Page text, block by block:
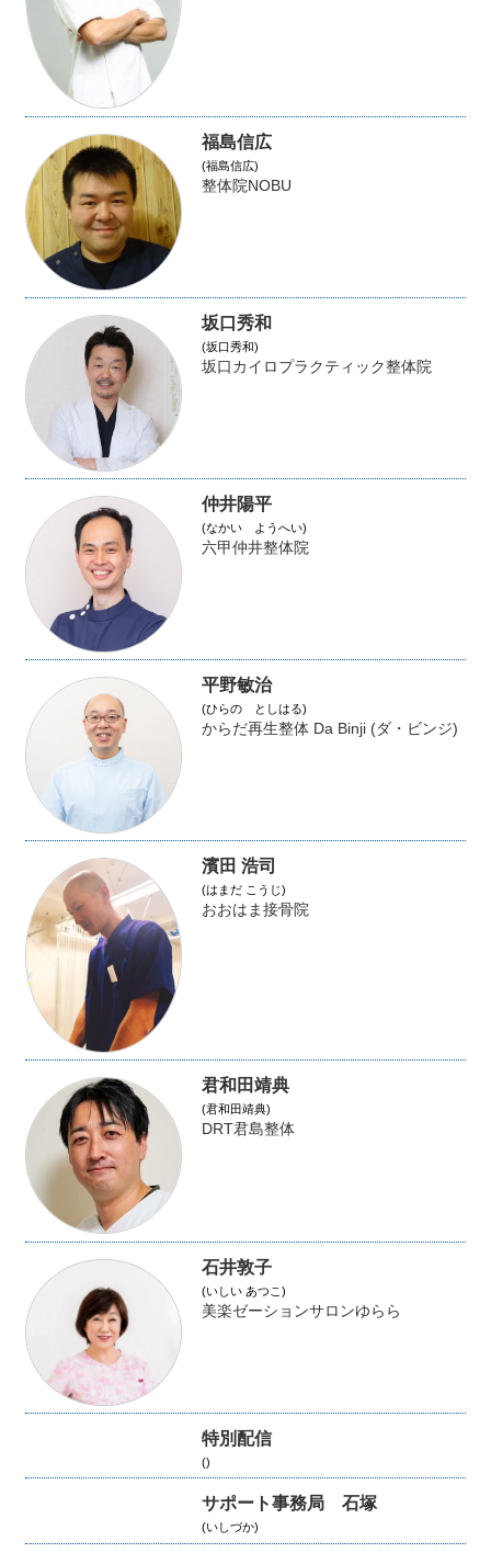
福島信広
(福島信広)
整体院NOBU
坂口秀和
(坂口秀和)
坂口カイロプラクティック整体院
仲井陽平
(なかい ようへい)
六甲仲井整体院
平野敏治
(ひらの としはる)
からだ再生整体 Da Binji (ダ・ビンジ)
濱田 浩司
(はまだ こうじ)
おおはま接骨院
君和田靖典
(君和田靖典)
DRT君島整体
石井敦子
(いしい あつこ)
美楽ゼーションサロンゆらら
特別配信
()
サポート事務局 石塚
(いしづか)